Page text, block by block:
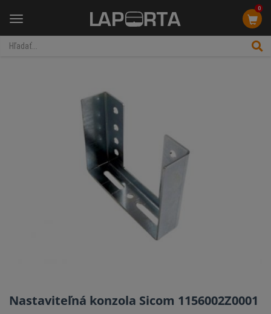
Menu
0
Nastaviteľná konzola Sicom 1156002Z0001